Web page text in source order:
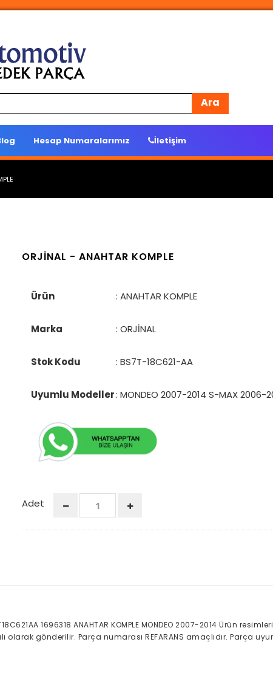
Ara
Hesap Numaralarımız İletişim
ORJİNAL - ANAHTAR KOMPLE
Ürün : ANAHTAR KOMPLE
Marka : ORJİNAL
Stok Kodu : BS7T-18C621-AA
Uyumlu Modeller: MONDEO 2007-2014 S-MAX 2006-
Adet
1696318 ANAHTAR KOMPLE MONDEO 2007-2014 Ürün
olarak gönderilir. Parça numarası REFARANS amaçlıdır. Parça